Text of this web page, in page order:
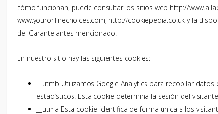
cómo funcionan, puede consultar los sitios web http://
www.youronlinechoices.com, http://cookiepedia.co.uk y la
del Garante antes mencionado.
En nuestro sitio hay las siguientes cookies:
__utmb Utilizamos Google Analytics para recopilar datos
estadísticos. Esta cookie determina la sesión del
__utma Esta cookie identifica de forma única a los